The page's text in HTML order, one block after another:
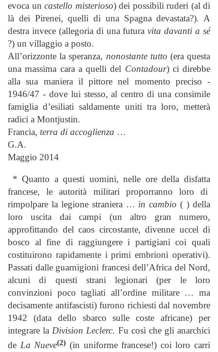
evoca un castello misterioso) dei possibili ruderi (al di
là dei Pirenei, quelli di una Spagna devastata?). A
destra invece (allegoria di una futuravita davanti a sé
?) un villaggio a posto.
All’orizzonte la speranza, nonostante tutto (era questa
una massima cara a quelli del Contadour) ci direbbe
alla sua maniera il pittore nel momento preciso -
1946/47 - dove lui stesso, al centro di una consimile
famiglia d’esiliati saldamente uniti tra loro, metterà
radici a Montjustin.
Francia, terra di accoglienza …
G.A.
Maggio 2014
* Quanto a questi uomini, nelle ore della disfatta
francese, le autorità militari proporranno loro di
rimpolpare la legione straniera … in cambio ( ) della
loro uscita dai campi (un altro gran numero,
approfittando del caos circostante, divenne uccel di
bosco al fine di raggiungere i partigiani coi quali
costituirono rapidamente i primi embrioni operativi).
Passati dalle guarnigioni francesi dell’Africa del Nord,
alcuni di questi strani legionari (per le loro
convinzioni poco tagliati all’ordine militare … ma
decisamente antifascisti) furono richiesti dal novembre
1942 (data dello sbarco sulle coste africane) per
integrare laDivision Leclerc. Fu così che gli anarchici
de La Nueve(2) (in uniforme francese!) coi loro carri